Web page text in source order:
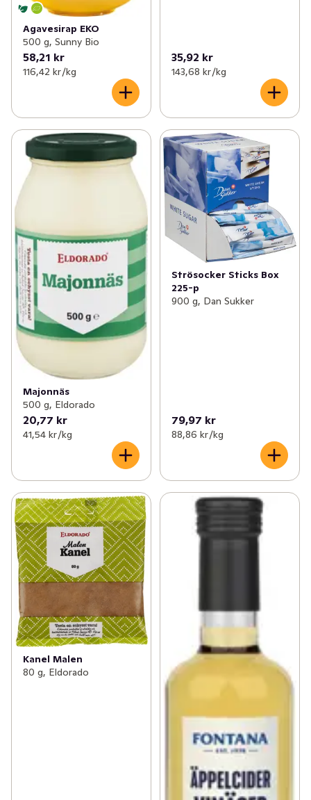
Agavesirap EKO
500 g, Sunny Bio
58,21 kr
116,42 kr /kg
35,92 kr
143,68 kr /kg
Majonnäs
500 g, Eldorado
20,77 kr
41,54 kr /kg
Strösocker Sticks Box
225-p
900 g, Dan Sukker
79,97 kr
88,86 kr /kg
Kanel Malen
80 g, Eldorado